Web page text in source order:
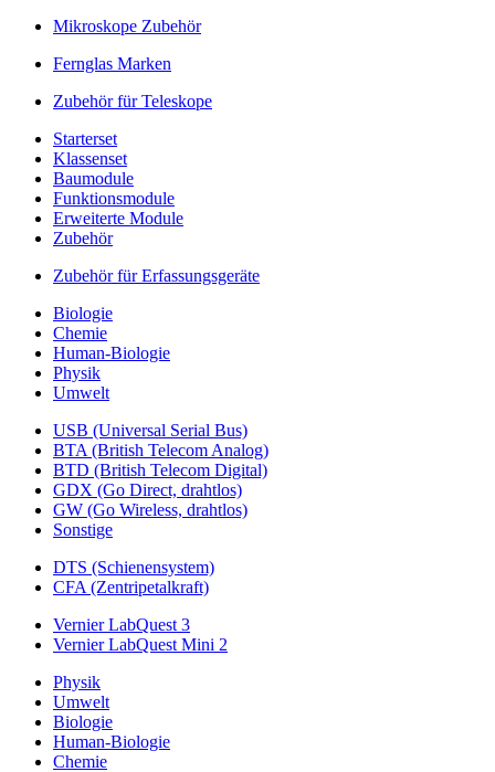
Mikroskope Zubehör
Fernglas Marken
Zubehör für Teleskope
Starterset
Klassenset
Baumodule
Funktionsmodule
Erweiterte Module
Zubehör
Zubehör für Erfassungsgeräte
Biologie
Chemie
Human-Biologie
Physik
Umwelt
USB (Universal Serial Bus)
BTA (British Telecom Analog)
BTD (British Telecom Digital)
GDX (Go Direct, drahtlos)
GW (Go Wireless, drahtlos)
Sonstige
DTS (Schienensystem)
CFA (Zentripetalkraft)
Vernier LabQuest 3
Vernier LabQuest Mini 2
Physik
Umwelt
Biologie
Human-Biologie
Chemie